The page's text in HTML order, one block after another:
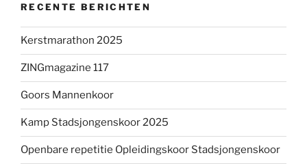
RECENTE BERICHTEN
Kerstmarathon 2025
ZINGmagazine 117
Goors Mannenkoor
Kamp Stadsjongenskoor 2025
Openbare repetitie Opleidingskoor Stadsjongenskoor